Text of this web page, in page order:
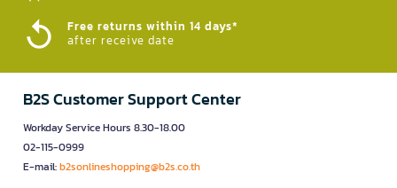
Free returns within 14 days*
after receive date
B2S Customer Support Center
Workday Service Hours 8.30-18.00
02-115-0999
E-mail:b2sonlineshopping@b2s.co.th